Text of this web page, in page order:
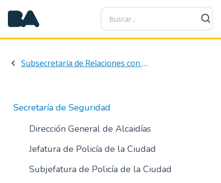
P
a
s
a
a
t
n
d
Subsecretaría de Relaciones con la Comunidad y Asuntos Interjurisdiccionales e Internacionales en Seguridad
Secretaría de Seguridad
Dirección General de Alcaidías
Jefatura de Policía de la Ciudad
Subjefatura de Policía de la Ciudad